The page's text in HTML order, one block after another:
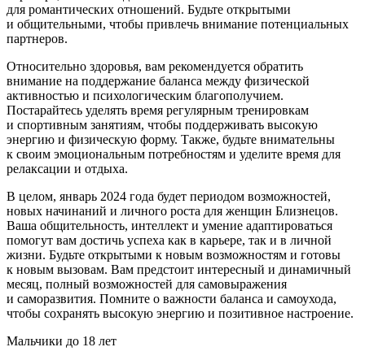
для романтических отношений. Будьте открытыми
и общительными, чтобы привлечь внимание потенциальных
партнеров.
Относительно здоровья, вам рекомендуется обратить
внимание на поддержание баланса между физической
активностью и психологическим благополучием.
Постарайтесь уделять время регулярным тренировкам
и спортивным занятиям, чтобы поддерживать высокую
энергию и физическую форму. Также, будьте внимательны
к своим эмоциональным потребностям и уделите время для
релаксации и отдыха.
В целом, январь 2024 года будет периодом возможностей,
новых начинаний и личного роста для женщин Близнецов.
Ваша общительность, интеллект и умение адаптироваться
помогут вам достичь успеха как в карьере, так и в личной
жизни. Будьте открытыми к новым возможностям и готовы
к новым вызовам. Вам предстоит интересный и динамичный
месяц, полный возможностей для самовыражения
и саморазвития. Помните о важности баланса и самоухода,
чтобы сохранять высокую энергию и позитивное настроение.
Мальчики до 18 лет